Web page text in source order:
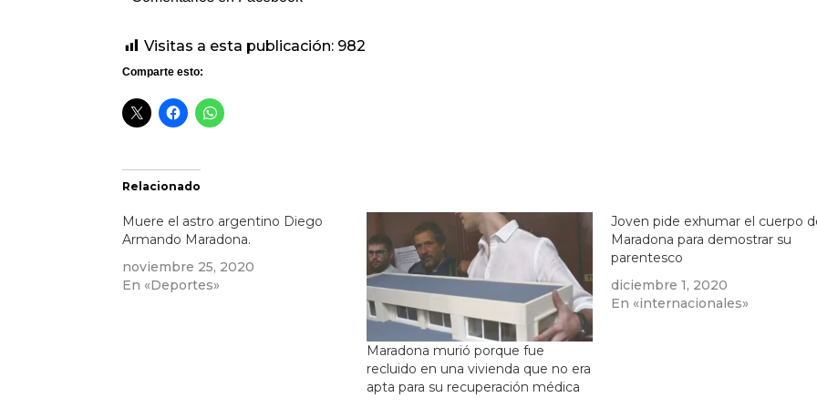
Visitas a esta publicación: 982
Comparte esto:
Relacionado
Muere el astro argentino Diego
Armando Maradona.
noviembre 25, 2020
En «Deportes»
Maradona murió porque fue
recluido en una vivienda que no era
apta para su recuperación médica
Joven pide exhumar el cuerpo
Maradona para demostrar su
parentesco
diciembre 1, 2020
En «internacionales»